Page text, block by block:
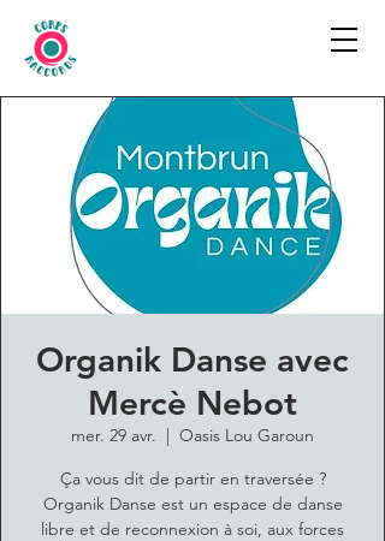
Organik Danse avec
Mercè Nebot
mer. 29 avr.
  |
Oasis Lou Garoun
Ça vous dit de partir en traversée ?
Organik Danse est un espace de danse
libre et de reconnexion à soi, aux forces